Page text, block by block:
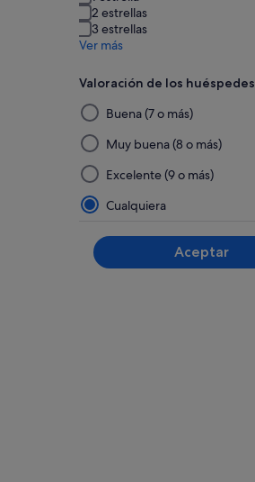
2 estrellas
3 estrellas
Ver más
Valoración de los huéspedes
Al
seleccionar
y
aplicar
un
filtro
de
este
grupo,
Buena (7 o más)
Muy buena (8 o más)
Excelente (9 o más)
Cualquiera
Aceptar